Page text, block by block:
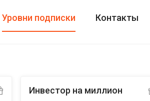
Уровни подписки Контакты
Инвестор на миллион